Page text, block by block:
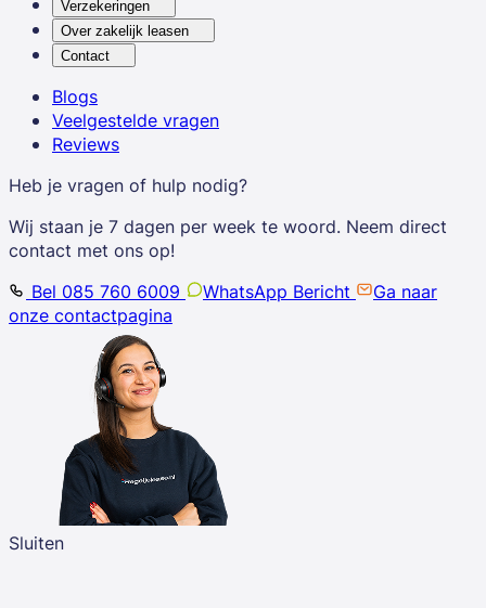
Verzekeringen
Over zakelijk leasen
Contact
Blogs
Veelgestelde vragen
Reviews
Heb je vragen of hulp nodig?
Wij staan je 7 dagen per week te woord. Neem direct
contact met ons op!
Bel 085 760 6009
WhatsApp Bericht
Ga naar
onze contactpagina
Sluiten